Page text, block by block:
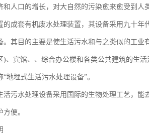
和人口的增长，对大自然的污染愈来愈受到
的成套有机废水处理装置，其设备采用九十
。其目的主要是使生活污水和与之类似的工
)、宾馆、、综合办公楼和各类公共建筑的生
“地埋式生活污水处理设备”。
活污水处理设备采用国际的生物处理工艺，能
方便。